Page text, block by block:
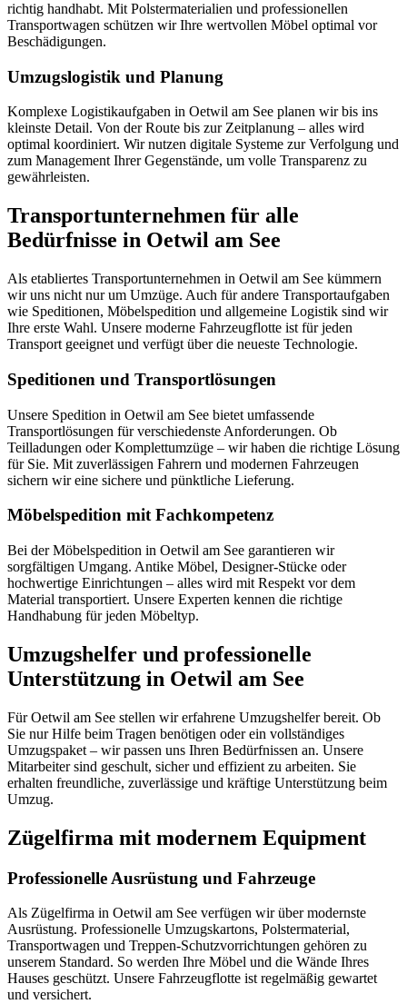
richtig handhabt. Mit Polstermaterialien und professionellen
Transportwagen schützen wir Ihre wertvollen Möbel optimal vor
Beschädigungen.
Umzugslogistik und Planung
Komplexe Logistikaufgaben in Oetwil am See planen wir bis ins
kleinste Detail. Von der Route bis zur Zeitplanung – alles wird
optimal koordiniert. Wir nutzen digitale Systeme zur Verfolgung und
zum Management Ihrer Gegenstände, um volle Transparenz zu
gewährleisten.
Transportunternehmen für alle
Bedürfnisse in Oetwil am See
Als etabliertes Transportunternehmen in Oetwil am See kümmern
wir uns nicht nur um Umzüge. Auch für andere Transportaufgaben
wie Speditionen, Möbelspedition und allgemeine Logistik sind wir
Ihre erste Wahl. Unsere moderne Fahrzeugflotte ist für jeden
Transport geeignet und verfügt über die neueste Technologie.
Speditionen und Transportlösungen
Unsere Spedition in Oetwil am See bietet umfassende
Transportlösungen für verschiedenste Anforderungen. Ob
Teilladungen oder Komplettumzüge – wir haben die richtige Lösung
für Sie. Mit zuverlässigen Fahrern und modernen Fahrzeugen
sichern wir eine sichere und pünktliche Lieferung.
Möbelspedition mit Fachkompetenz
Bei der Möbelspedition in Oetwil am See garantieren wir
sorgfältigen Umgang. Antike Möbel, Designer-Stücke oder
hochwertige Einrichtungen – alles wird mit Respekt vor dem
Material transportiert. Unsere Experten kennen die richtige
Handhabung für jeden Möbeltyp.
Umzugshelfer und professionelle
Unterstützung in Oetwil am See
Für Oetwil am See stellen wir erfahrene Umzugshelfer bereit. Ob
Sie nur Hilfe beim Tragen benötigen oder ein vollständiges
Umzugspaket – wir passen uns Ihren Bedürfnissen an. Unsere
Mitarbeiter sind geschult, sicher und effizient zu arbeiten. Sie
erhalten freundliche, zuverlässige und kräftige Unterstützung beim
Umzug.
Zügelfirma mit modernem Equipment
Professionelle Ausrüstung und Fahrzeuge
Als Zügelfirma in Oetwil am See verfügen wir über modernste
Ausrüstung. Professionelle Umzugskartons, Polstermaterial,
Transportwagen und Treppen-Schutzvorrichtungen gehören zu
unserem Standard. So werden Ihre Möbel und die Wände Ihres
Hauses geschützt. Unsere Fahrzeugflotte ist regelmäßig gewartet
und versichert.